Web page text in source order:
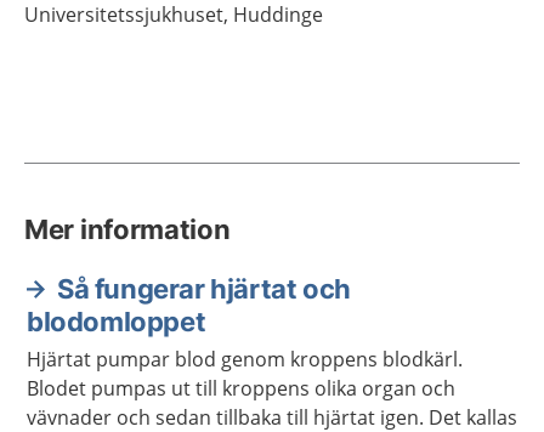
Universitetssjukhuset, Huddinge
Mer information
Så fungerar hjärtat och
blodomloppet
Hjärtat pumpar blod genom kroppens blodkärl.
Blodet pumpas ut till kroppens olika organ och
vävnader och sedan tillbaka till hjärtat igen. Det kallas